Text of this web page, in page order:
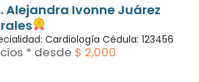
Alejandra Ivonne Juárez
Cardiología Cédula: 123456
* desde $ 2,000